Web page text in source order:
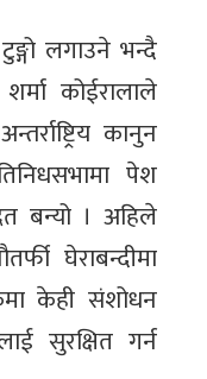
लगाउने भन्दै
कोईरालाले
कानुन
पेश
बन्यो । अहिले
घेराबन्दीमा
केही संशोधन
सुरक्षित गर्न